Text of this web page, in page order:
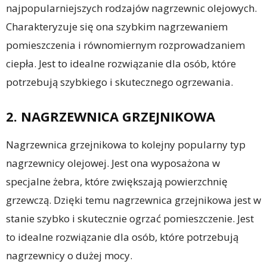
najpopularniejszych rodzajów nagrzewnic olejowych.
Charakteryzuje się ona szybkim nagrzewaniem
pomieszczenia i równomiernym rozprowadzaniem
ciepła. Jest to idealne rozwiązanie dla osób, które
potrzebują szybkiego i skutecznego ogrzewania.
2. NAGRZEWNICA GRZEJNIKOWA
Nagrzewnica grzejnikowa to kolejny popularny typ
nagrzewnicy olejowej. Jest ona wyposażona w
specjalne żebra, które zwiększają powierzchnię
grzewczą. Dzięki temu nagrzewnica grzejnikowa jest w
stanie szybko i skutecznie ogrzać pomieszczenie. Jest
to idealne rozwiązanie dla osób, które potrzebują
nagrzewnicy o dużej mocy.